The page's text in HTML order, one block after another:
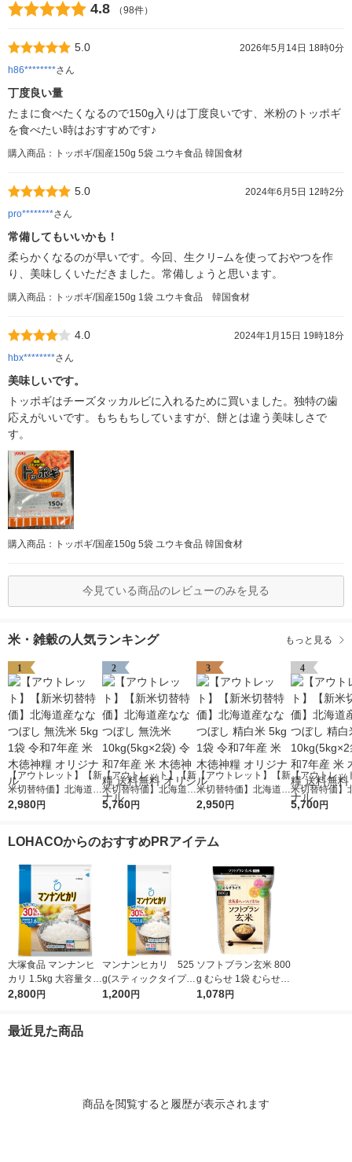
4.8 （98件）
5.0
2026年5月14日 18時0分
h86********さん
丁度良い量
たまに食べたくなるので150g入りは丁度良いです、米粉のトッポギ
を食べたい時はおすすめです♪
購入商品：トッポギ/国産150g 5袋 ユウキ食品 韓国食材
5.0
2024年6月5日 12時2分
pro********さん
常備してもいいかも！
柔らかくなるのが早いです。今回、生クリ−ムを使っておやつを作
り、美味しくいただきました。常備しょうと思います。
購入商品：トッポギ/国産150g 1袋 ユウキ食品 韓国食材
4.0
2024年1月15日 19時18分
hbx********さん
美味しいです。
トッポギはチーズタッカルビに入れるために買いました。独特の歯
応えがいいです。もちもちしていますが、餅とは違う美味しさで
す。
購入商品：トッポギ/国産150g 5袋 ユウキ食品 韓国食材
今見ている商品のレビューのみを見る
米・雑穀の人気ランキング もっと見る
1
【アウトレット】【新
米切替特価】北海道産
ななつぼし 無洗米 5k
2,980円
2
【アウトレット】【新
米切替特価】北海道産
ななつぼし 無洗米 10
料 オリジナル
5,760円
3
【アウトレット】【新
米切替特価】北海道産
ななつぼし 精白米 5k
2,950円
4
【アウトレッ
米切替特価】
ななつぼし
5,700円
LOHACOからのおすすめPRアイテム
大塚食品 マンナンヒ
カリ 1.5kg 大容量タイ
プ (通販用)
2,800円
マンナンヒカリ 525
g(スティックタイプ)
1パック（75g×7本
1,200円
ソフトブラン玄米 800
g むらせ 1袋 むらせラ
イス 水洗いなし 浸透
1,078円
最近見た商品
商品を閲覧すると履歴が表示されます